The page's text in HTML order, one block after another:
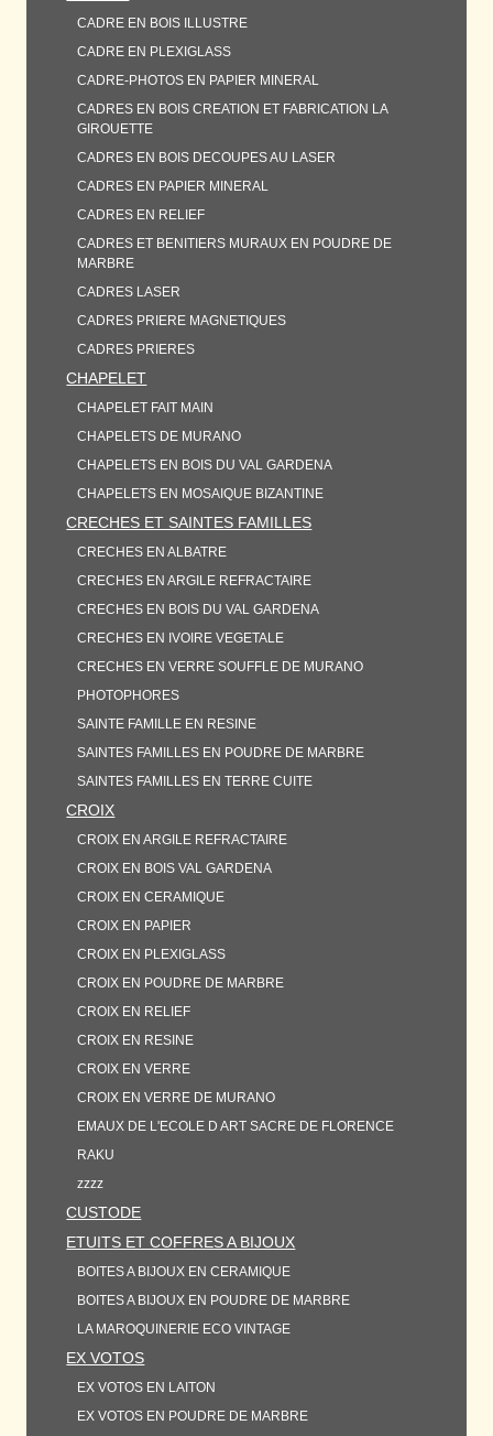
CADRE EN BOIS ILLUSTRE
CADRE EN PLEXIGLASS
CADRE-PHOTOS EN PAPIER MINERAL
CADRES EN BOIS CREATION ET FABRICATION LA
GIROUETTE
CADRES EN BOIS DECOUPES AU LASER
CADRES EN PAPIER MINERAL
CADRES EN RELIEF
CADRES ET BENITIERS MURAUX EN POUDRE DE
MARBRE
CADRES LASER
CADRES PRIERE MAGNETIQUES
CADRES PRIERES
CHAPELET
CHAPELET FAIT MAIN
CHAPELETS DE MURANO
CHAPELETS EN BOIS DU VAL GARDENA
CHAPELETS EN MOSAIQUE BIZANTINE
CRECHES ET SAINTES FAMILLES
CRECHES EN ALBATRE
CRECHES EN ARGILE REFRACTAIRE
CRECHES EN BOIS DU VAL GARDENA
CRECHES EN IVOIRE VEGETALE
CRECHES EN VERRE SOUFFLE DE MURANO
PHOTOPHORES
SAINTE FAMILLE EN RESINE
SAINTES FAMILLES EN POUDRE DE MARBRE
SAINTES FAMILLES EN TERRE CUITE
CROIX
CROIX EN ARGILE REFRACTAIRE
CROIX EN BOIS VAL GARDENA
CROIX EN CERAMIQUE
CROIX EN PAPIER
CROIX EN PLEXIGLASS
CROIX EN POUDRE DE MARBRE
CROIX EN RELIEF
CROIX EN RESINE
CROIX EN VERRE
CROIX EN VERRE DE MURANO
EMAUX DE L'ECOLE D ART SACRE DE FLORENCE
RAKU
zzzz
CUSTODE
ETUITS ET COFFRES A BIJOUX
BOITES A BIJOUX EN CERAMIQUE
BOITES A BIJOUX EN POUDRE DE MARBRE
LA MAROQUINERIE ECO VINTAGE
EX VOTOS
EX VOTOS EN LAITON
EX VOTOS EN POUDRE DE MARBRE